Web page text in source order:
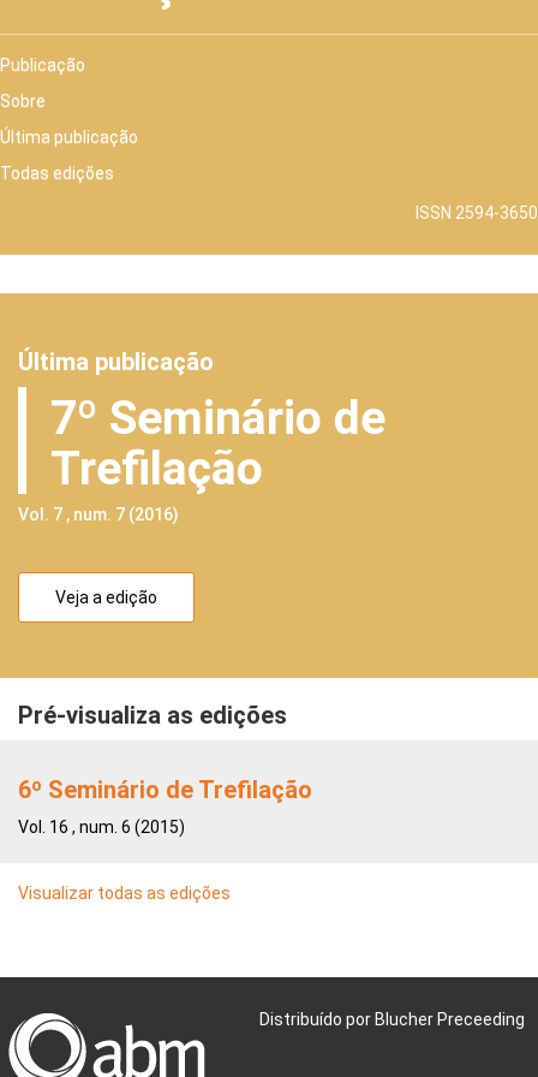
Publicação
Sobre
Última publicação
Todas edições
ISSN 2594-3650
Última publicação
7º Seminário de
Trefilação
Vol. 7 , num. 7 (2016)
Veja a edição
Pré-visualiza as edições
6º Seminário de Trefilação
Vol. 16 , num. 6 (2015)
Visualizar todas as edições
Distribuído por Blucher Preceeding